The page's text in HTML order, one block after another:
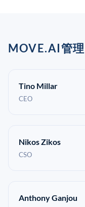
MOVE.AI管
Tino Millar
CEO
Nikos Zikos
CSO
Anthony Ganjou